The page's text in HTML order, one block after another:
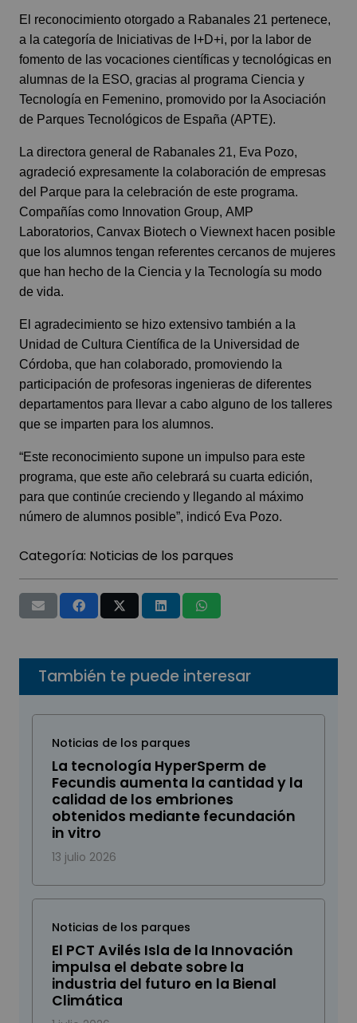
El reconocimiento otorgado a Rabanales 21 pertenece,
a la categoría de Iniciativas de I+D+i, por la labor de
fomento de las vocaciones científicas y tecnológicas en
alumnas de la ESO, gracias al programa Ciencia y
Tecnología en Femenino, promovido por la Asociación
de Parques Tecnológicos de España (APTE).
La directora general de Rabanales 21, Eva Pozo,
agradeció expresamente la colaboración de empresas
del Parque para la celebración de este programa.
Compañías como Innovation Group, AMP
Laboratorios, Canvax Biotech o Viewnexthacen posible
que los alumnos tengan referentes cercanos de mujeres
que han hecho de la Ciencia y la Tecnología su modo
de vida.
El agradecimiento se hizo extensivo también a la
Unidad de Cultura Científica de la Universidad de
Córdoba, que han colaborado, promoviendo la
participación de profesoras ingenieras de diferentes
departamentos para llevar a cabo alguno de los talleres
que se imparten para los alumnos.
“Este reconocimiento supone un impulso para este
programa, que este año celebrará su cuarta edición,
para que continúe creciendo y llegando al máximo
número de alumnos posible”, indicó Eva Pozo.
Categoría: Noticias de los parques
También te puede interesar
Noticias de los parques
La tecnología HyperSperm de
Fecundis aumenta la cantidad y la
calidad de los embriones
obtenidos mediante fecundación
in vitro
13 julio 2026
Noticias de los parques
El PCT Avilés Isla de la Innovación
impulsa el debate sobre la
industria del futuro en la Bienal
Climática